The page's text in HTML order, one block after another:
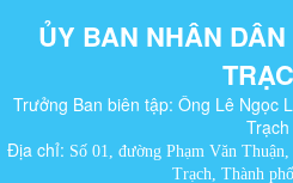
ỦY BAN NHÂN
Trưởng Ban biên tập: Ông Lê Ngọc
Trạch
Địa chỉ: Số 01, đường Phạm Văn
Trạch, Thành